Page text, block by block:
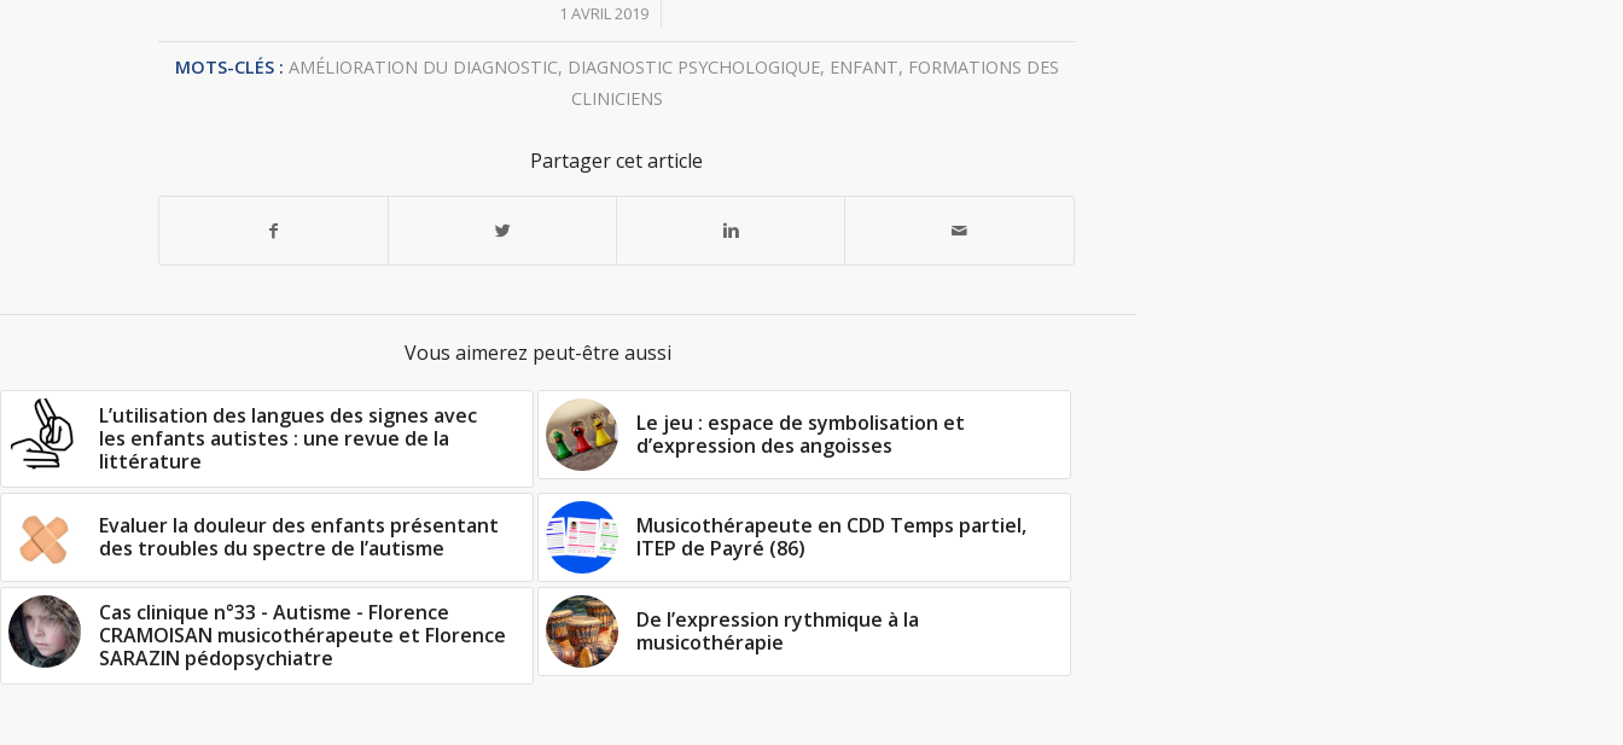
1 AVRIL 2019
/
MOTS-CLÉS : AMÉLIORATION DU DIAGNOSTIC, DIAGNOSTIC PSYCHOLOGIQUE, ENFANT, FORMATIONS DES
CLINICIENS
Partager cet article
Vous aimerez peut-être aussi
L’utilisation des langues des signes avec
les enfants autistes : une revue de la
littérature
Le jeu : espace de symbolisation et
d’expression des angoisses
Evaluer la douleur des enfants présentant
des troubles du spectre de l’autisme
Musicothérapeute en CDD Temps partiel,
ITEP de Payré (86)
Cas clinique n°33 - Autisme - Florence
CRAMOISAN musicothérapeute et Florence
SARAZIN pédopsychiatre
De l’expression rythmique à la
musicothérapie